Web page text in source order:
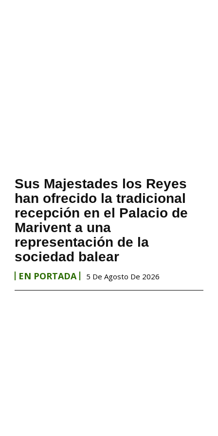
​Sus Majestades los Reyes
han ofrecido la tradicional
recepción en el Palacio de
Marivent​ a una
representación de la
sociedad balear
EN PORTADA 5 De Agosto De 2026